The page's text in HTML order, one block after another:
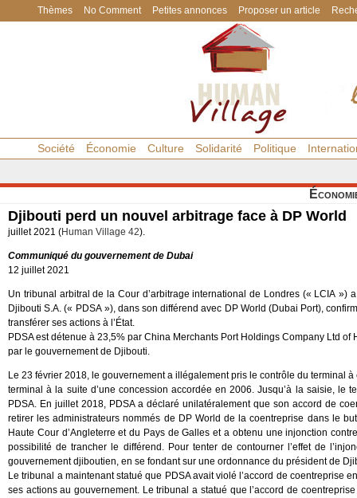
Thèmes No Comment Petites annonces Proposer un article
Société Économie Culture Solidarité Politique
Djibouti perd un nouvel arbitrage face à DP World
juillet 2021 (Human Village 42).
Communiqué du gouvernement de Dubai
12 juillet 2021
Un tribunal arbitral de la Cour d’arbitrage international de Londres (« LCIA
Djibouti S.A. (« PDSA »), dans son différend avec DP World (Dubai Port),
transférer ses actions à l’État.
PDSA est détenue à 23,5% par China Merchants Port Holdings Company Ltd
par le gouvernement de Djibouti.
Le 23 février 2018, le gouvernement a illégalement pris le contrôle du terminal
terminal à la suite d’une concession accordée en 2006. Jusqu’à la saisie, le
PDSA. En juillet 2018, PDSA a déclaré unilatéralement que son accord de
retirer les administrateurs nommés de DP World de la coentreprise dans le
Haute Cour d’Angleterre et du Pays de Galles et a obtenu une injonction
possibilité de trancher le différend. Pour tenter de contourner l’effet de
gouvernement djiboutien, en se fondant sur une ordonnance du président de
Le tribunal a maintenant statué que PDSA avait violé l’accord de coentreprise
ses actions au gouvernement. Le tribunal a statué que l’accord de